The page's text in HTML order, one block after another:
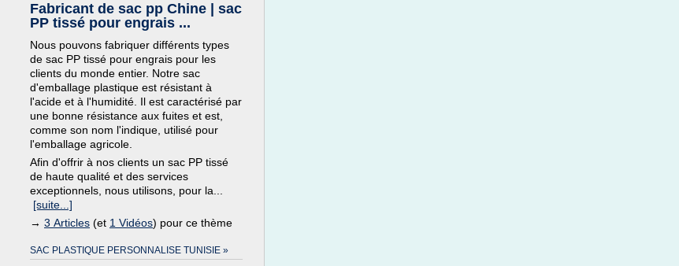
Fabricant de sac pp Chine | sac
PP tissé pour engrais ...
Nous pouvons fabriquer différents types
de sac PP tissé pour engrais pour les
clients du monde entier. Notre sac
d'emballage plastique est résistant à
l'acide et à l'humidité. Il est caractérisé par
une bonne résistance aux fuites et est,
comme son nom l'indique, utilisé pour
l'emballage agricole.
Afin d'offrir à nos clients un sac PP tissé
de haute qualité et des services
exceptionnels, nous utilisons, pour la...
[suite...]
→ 3 Articles (et 1 Vidéos) pour ce thème
SAC PLASTIQUE PERSONNALISE TUNISIE »